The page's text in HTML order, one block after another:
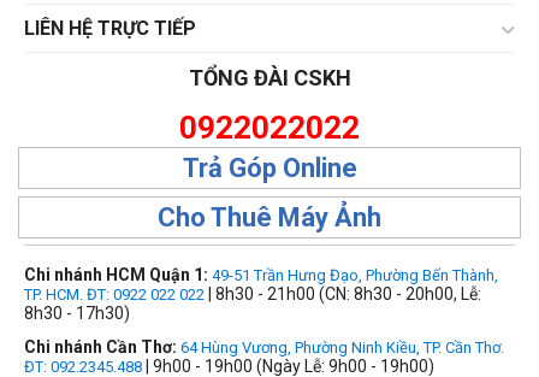
LIÊN HỆ TRỰC TIẾP
TỔNG ĐÀI CSKH
0922022022
Trả Góp Online
Cho Thuê Máy Ảnh
Chi nhánh HCM Quận 1: 49-51 Trần Hưng Đạo, Phường Bến Thành,
TP. HCM. ĐT: 0922 022 022 | 8h30 - 21h00 (CN: 8h30 - 20h00, Lễ:
8h30 - 17h30)
Chi nhánh Cần Thơ: 64 Hùng Vương, Phường Ninh Kiều, TP. Cần Thơ.
ĐT: 092.2345.488 | 9h00 - 19h00 (Ngày Lễ: 9h00 - 19h00)